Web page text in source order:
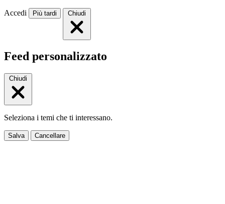
Accedi Più tardi Chiudi
Feed personalizzato
Chiudi
Seleziona i temi che ti interessano.
Salva Cancellare